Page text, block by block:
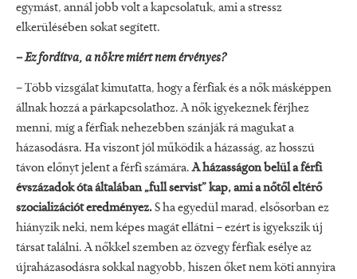
egymást, annál jobb volt a kapcsolatuk, ami a stressz
elkerülésében sokat segített.
– Ez fordítva, a nőkre miért nem érvényes?
– Több vizsgálat kimutatta, hogy a férfiak és a nők másképpen
állnak hozzá a párkap­csolathoz. A nők igyekeznek férjhez
menni, míg a fér­fiak nehezebben szánják rá magu­kat a
házasodásra. Ha viszont jól mű­ködik a házasság, az hosszú
távon előnyt jelent a férfi számára.A házas­ságon belül a férfi
évszázadok óta ál­talában „full servist” kap, ami a nőtől eltérő
szocializációt eredményez.S ha egyedül marad, elsősorban ez
hiányzik neki, nem képes magát ellátni – ezért is igyekszik új
társat találni. A nőkkel szemben az özvegy férfiak esélye az
újraházasodásra sokkal nagyobb, hi­szen őket nem köti annyira